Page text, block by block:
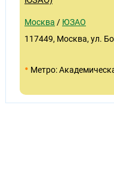
Москва / ЮЗАО
117449, Москва, ул.
• Метро: